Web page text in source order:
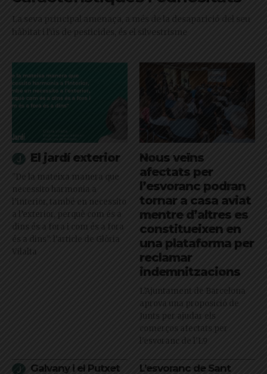
La seva principal amenaça, a més de la desaparició del seu
hàbitat i l'ús de pesticides, és el silvestrisme
El jardí exterior
"De la mateixa manera que
necessito harmonia a
l’interior, també en necessito
a l’exterior, perquè com és a
dins és a fora i com és a fora
és a dins": l'article de Glòria
Vilalta
Nous veïns
afectats per
l’esvoranc podran
tornar a casa aviat
mentre d’altres es
constitueixen en
una plataforma per
reclamar
indemnitzacions
L’Ajuntament de Barcelona
aprova una proposició de
Junts per ajudar els
comerços afectats per
l'esvoranc de l'L9
Galvany i el Putxet
L’esvoranc de Sant